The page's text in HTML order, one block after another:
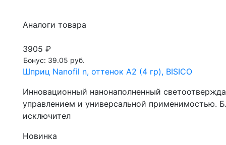
Аналоги товара
3905 ₽
Бонус: 39.05 руб.
Шприц Nanofil n, оттенок А2 (4 гр), BISICO
Инновационный нанонаполненный
управлением и универсальной применимостью.
исключител
Новинка